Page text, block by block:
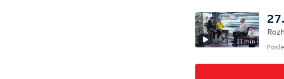
23 min